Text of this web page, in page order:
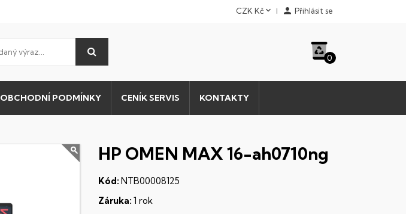
CZK Kč  Přihlásit se
0
OBCHODNÍ PODMÍNKY CENÍK SERVIS KONTAKTY
HP OMEN MAX 16-ah0710ng
Kód: NTB00008125
Záruka: 1 rok